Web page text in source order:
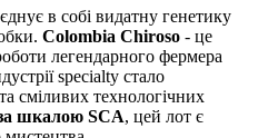
в собі видатну генетику
Colombia Chiroso - це
легендарного фермера
specialty стало
сміливих технологічних
шкалою SCA, цей лот є